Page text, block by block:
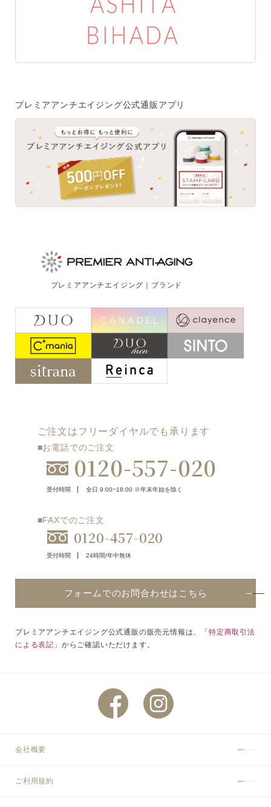
ベストコスメ受賞履歴
あしたの美肌 | 美容情報を発信・キレイをサポートするWe
bメディア
ご注文はフリーダイヤルでも承ります
0120-557-020
受付時間 全日 9:00~18:00 ※年末年始を除く
フォームでのお問合わせはこちら
プレミアアンチエイジング公式通販アプリ
プレミアアンチエイジング｜ブランド
ご注文はフリーダイヤルでも承ります
■お電話でのご注文
0120-557-020
受付時間 全日 9:00~18:00 ※年末年始を除く
■FAXでのご注文
0120-457-020
受付時間 24時間/年中無休
フォームでのお問合わせはこちら
プレミアアンチエイジング公式通販の販売元情報は、「特定商取引法
による表記 」からご確認いただけます。
会社概要
ご利用規約